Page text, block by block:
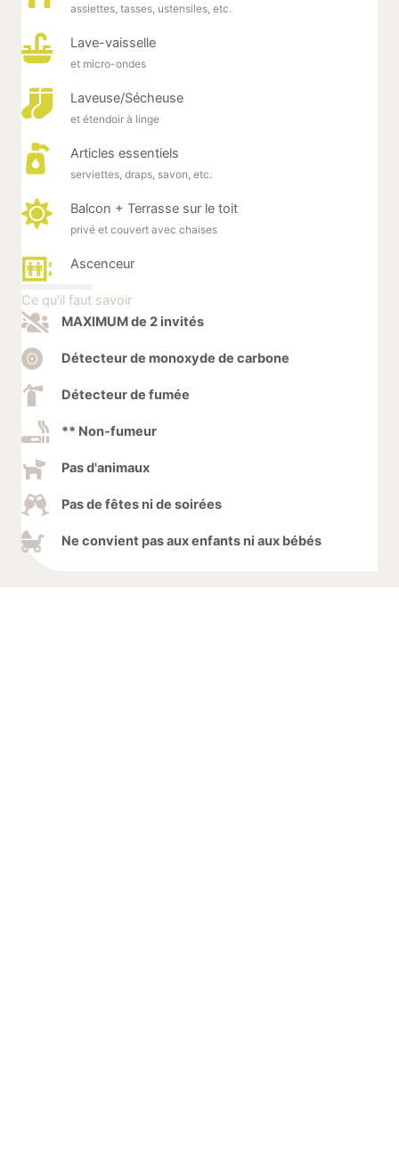
assiettes, tasses, ustensiles, etc.
Lave-vaisselle
et micro-ondes
Laveuse/Sécheuse
et étendoir à linge
Articles essentiels
serviettes, draps, savon, etc.
Balcon + Terrasse sur le toit
privé et couvert avec chaises
Ascenceur
Ce qu'il faut savoir
MAXIMUM de 2 invités
Détecteur de monoxyde de carbone
Détecteur de fumée
** Non-fumeur
Pas d'animaux
Pas de fêtes ni de soirées
Ne convient pas aux enfants ni aux bébés